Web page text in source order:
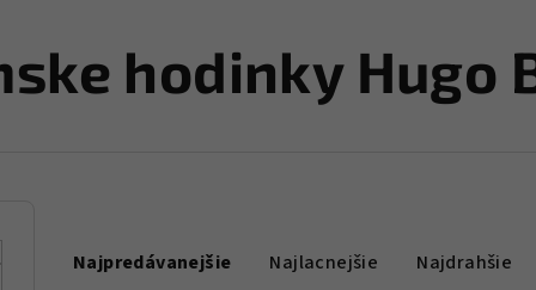
hodinky Hugo
aNajpredávanejšie Najlacnejšie Najdrahšie